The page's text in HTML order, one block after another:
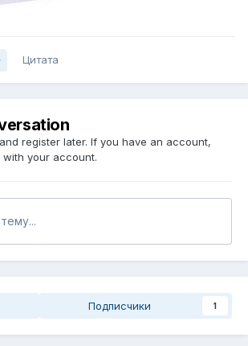
Цитата
register later. If you have an account,
with your account.
Подписчики 1